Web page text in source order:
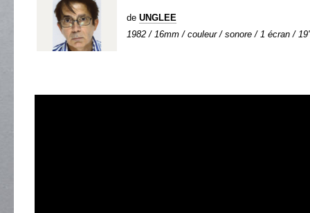
de UNGLEE
1982 / 16mm / couleur / sonore / 1 écran /